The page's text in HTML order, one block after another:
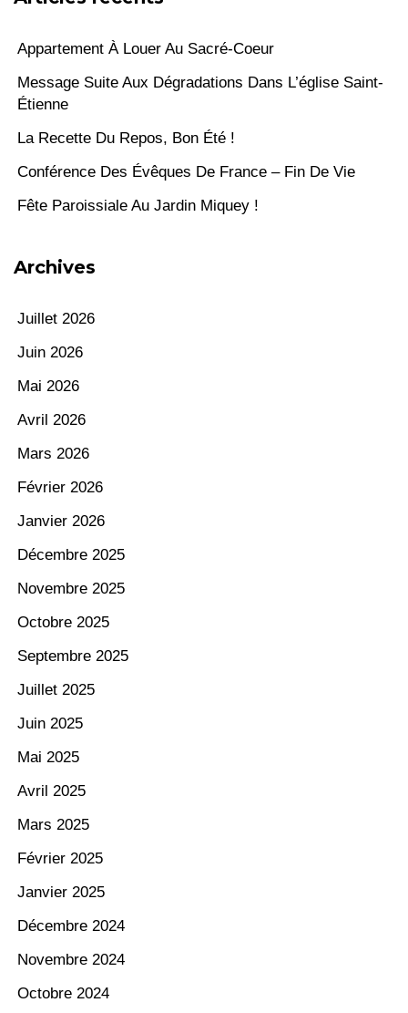
Appartement À Louer Au Sacré-Coeur
Message Suite Aux Dégradations Dans L’église Saint-
Étienne
La Recette Du Repos, Bon Été !
Conférence Des Évêques De France – Fin De Vie
Fête Paroissiale Au Jardin Miquey !
Archives
Juillet 2026
Juin 2026
Mai 2026
Avril 2026
Mars 2026
Février 2026
Janvier 2026
Décembre 2025
Novembre 2025
Octobre 2025
Septembre 2025
Juillet 2025
Juin 2025
Mai 2025
Avril 2025
Mars 2025
Février 2025
Janvier 2025
Décembre 2024
Novembre 2024
Octobre 2024